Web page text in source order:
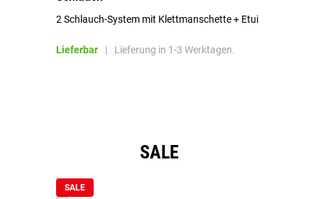
2 Schlauch-System mit Klettmanschette + Etui
Lieferbar | Lieferung in 1-3 Werktagen.
SALE
SALE